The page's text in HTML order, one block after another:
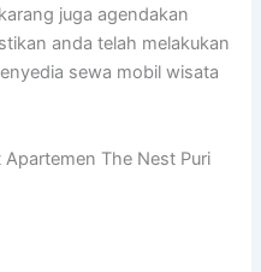
juga agendakan
anda telah melakukan
sewa mobil wisata
The Nest Puri